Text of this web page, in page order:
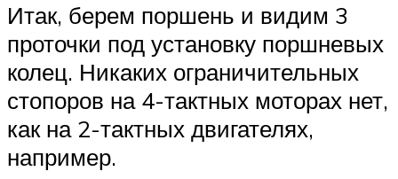
Итак, берем поршень и видим 3
проточки под установку поршневых
колец. Никаких ограничительных
стопоров на 4-тактных моторах нет,
как на 2-тактных двигателях,
например.